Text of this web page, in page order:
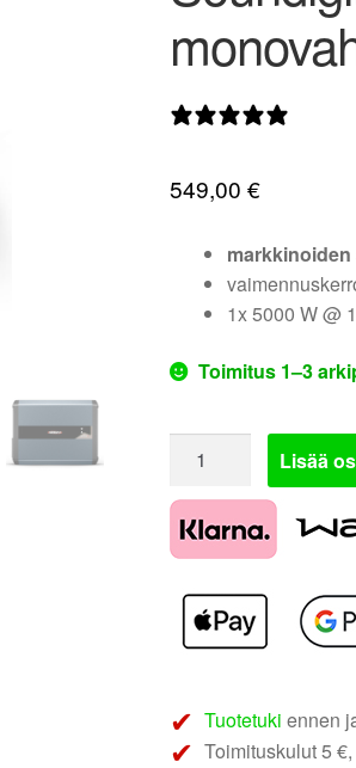
549,00 €
1x 5000 W @
Toimitus 1–3
Soundigital
EVO5.0
1ohm
monovahvistin
määrä
Lisää
Tuotetuki ennen
Toimituskulut 5